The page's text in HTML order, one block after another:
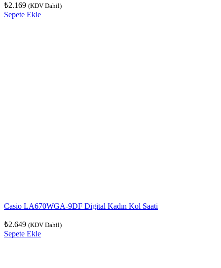
₺2.169 (KDV Dahil)
Sepete Ekle
Casio LA670WGA-9DF Digital Kadın Kol Saati
₺2.649 (KDV Dahil)
Sepete Ekle